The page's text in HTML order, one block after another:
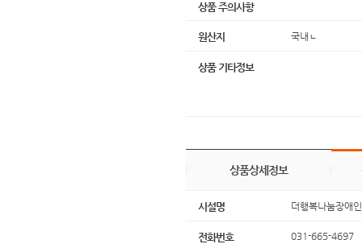
상품 주의사항
원산지 국내ㄴ
상품 기타정보
상품상세정보
시설명 더행복나눔장애
전화번호 031-665-4697